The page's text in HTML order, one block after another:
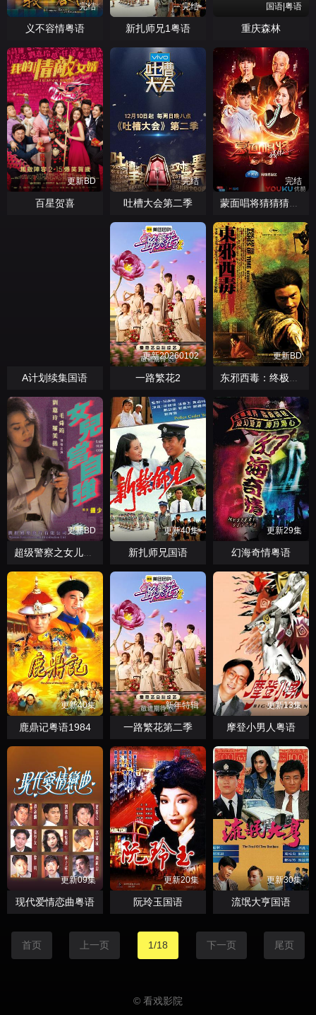
完结
义不容情粤语
完结
新扎师兄1粤语
国语|粤语
重庆森林
更新BD
百星贺喜
完结
吐槽大会第二季
完结
蒙面唱将猜猜猜第三季
A计划续集国语
更新20260102
一路繁花2
更新BD
东邪西毒：终极版粤语
更新BD
超级警察之女儿当自强
更新40集
新扎师兄国语
更新29集
幻海奇情粤语
更新40集
鹿鼎记粤语1984
新年特辑
一路繁花第二季
更新13集
摩登小男人粤语
更新09集
现代爱情恋曲粤语
更新20集
阮玲玉国语
更新30集
流氓大亨国语
首页 上一页 1/18 下一页 尾页
© 看戏影院